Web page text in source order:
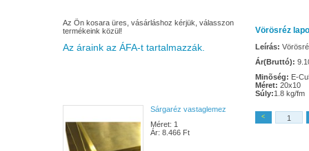
Az Ön kosara üres, vásárláshoz kérjük, válasszon
termékeink közül!
Az áraink az ÁFA-t tartalmazzák.
Sárgaréz vastaglemez
Méret: 1
Ár: 8.466 Ft
Vörösréz
Leírás:
Ár(Bruttó):
Minõség: E-
Méret: 20x10
Súly:1.8 kg/fm
<